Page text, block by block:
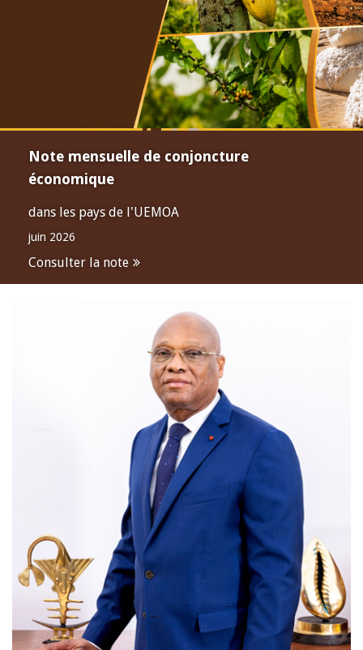
Note mensuelle de conjoncture
économique
dans les pays de l'UEMOA
juin 2026
Consulter la note